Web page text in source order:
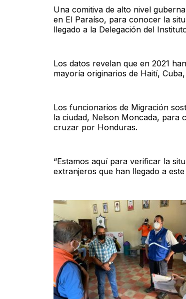
Una comitiva de alto nivel
en El Paraíso, para conocer la
llegado a la Delegación del
Los datos revelan que en 2021
mayoría originarios de Haití,
Los funcionarios de Migración
la ciudad, Nelson Moncada, para
cruzar por Honduras.
“Estamos aquí para verificar la
extranjeros que han llegado a